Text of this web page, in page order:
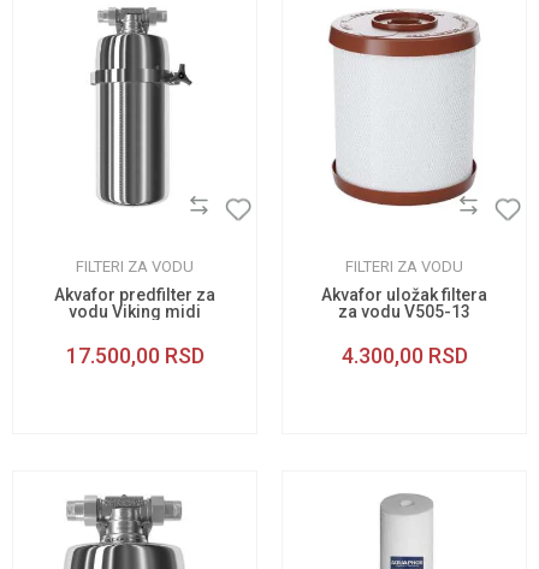
FILTERI ZA VODU
Akvafor predfilter za
vodu Viking midi
17.500,00 RSD
FILTERI ZA VODU
Akvafor uložak filtera
za vodu V505-13
4.300,00 RSD